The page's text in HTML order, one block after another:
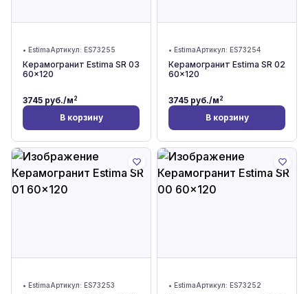
• EstimaАртикул: ES73255
Керамогранит Estima SR 03
60x120
3745 руб./м2
В корзину
• EstimaАртикул: ES73254
Керамогранит Estima SR 02
60x120
3745 руб./м2
В корзину
• EstimaАртикул: ES73253 • EstimaАртикул: ES73252